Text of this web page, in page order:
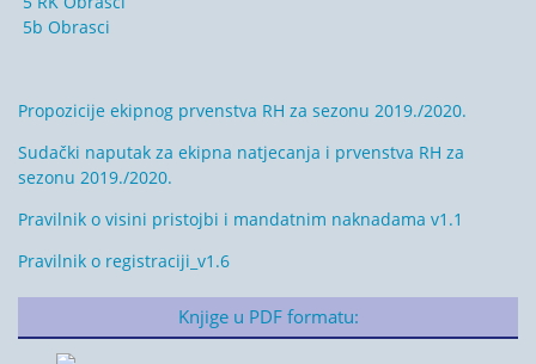
5b Obrasci
Propozicije ekipnog prvenstva RH za sezonu 2019./2020.
Sudački naputak za ekipna natjecanja i prvenstva RH za
sezonu 2019./2020.
Pravilnik o visini pristojbi i mandatnim naknadama v1.1
Pravilnik o registraciji_v1.6
Knjige u PDF formatu: